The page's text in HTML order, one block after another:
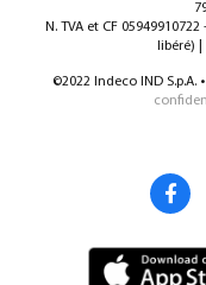
N. TVA et CF
libéré) |
©2022 Indeco IND S.p.A. •